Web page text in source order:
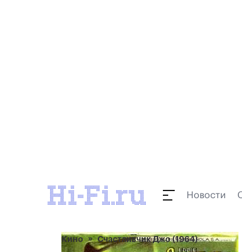
Новости
Кино Счастливчик Джо (1964)